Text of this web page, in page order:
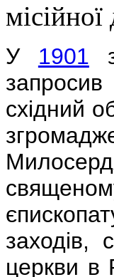
місійної
У 1901
східний
заходів,
церкви в